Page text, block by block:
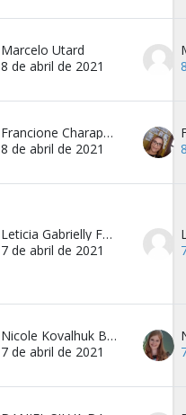
Marcelo Utard
8 de abril de 2021
Francione Charapa Alves
8 de abril de 2021
Leticia Gabrielly Fernandes
7 de abril de 2021
Nicole Kovalhuk Borini
7 de abril de 2021